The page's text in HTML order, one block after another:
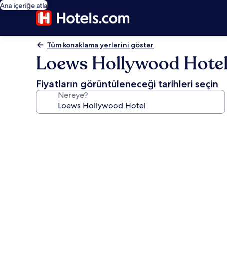
Ana içeriğe atla
Tüm konaklama yerlerini göster
Loews Hollywood Hotel
Fiyatların görüntüleneceği tarihleri seçin
Nereye?